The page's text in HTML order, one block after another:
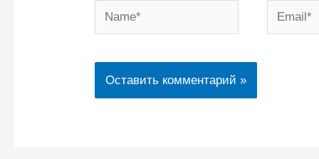
Name* Email*